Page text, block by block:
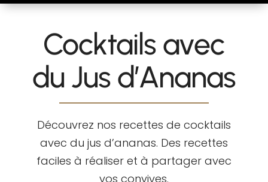
Cocktails avec
du Jus d’Ananas
Découvrez nos recettes de cocktails
avec du jus d’ananas. Des recettes
faciles à réaliser et à partager avec
vos convives.